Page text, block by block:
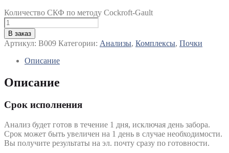
Количество СКФ по методу Cockroft-Gault
В заказ
Артикул: B009 Категории: Анализы, Комплексы, Почки
Описание
Описание
Срок исполнения
Анализ будет готов в течение 1 дня, исключая день забора.
Срок может быть увеличен на 1 день в случае необходимости.
Вы получите результаты на эл. почту сразу по готовности.